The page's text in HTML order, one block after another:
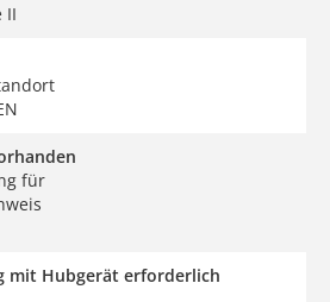
II
für
mit Hubgerät erforderlich